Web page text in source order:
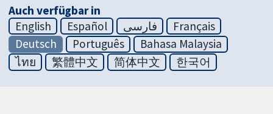
Auch verfügbar in
English
Español فارسی
Français
Deutsch
Português
Bahasa Malaysia
ไทย
繁體中文 简体中文 한국어